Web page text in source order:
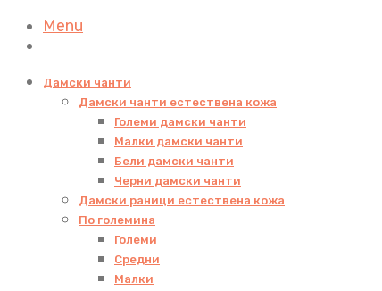
Menu
Дамски чанти
Дамски чанти естествена кожа
Големи дамски чанти
Малки дамски чанти
Бели дамски чанти
Черни дамски чанти
Дамски раници естествена кожа
По големина
Големи
Средни
Малки